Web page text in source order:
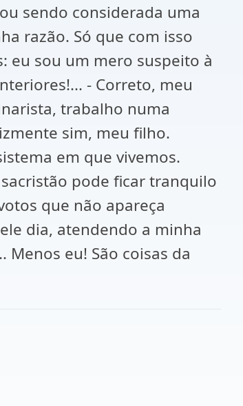
sendo considerada uma
razão. Só que com isso
eu sou um mero suspeito à
- Correto, meu
trabalho numa
sim, meu filho.
em que vivemos.
pode ficar tranquilo
que não apareça
dia, atendendo a minha
eu! São coisas da